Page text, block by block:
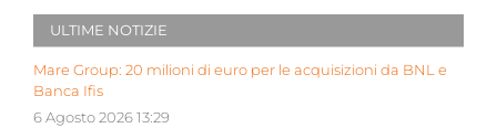
ULTIME NOTIZIE
Mare Group: 20 milioni di euro per le acquisizioni da BNL e
Banca Ifis
6 Agosto 2026 13:29